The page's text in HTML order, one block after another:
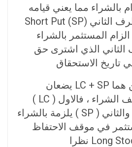
بالشراء مما يعني قيامه
بكتابة خيار بيع للطرف الثاني (Short Put (SP
المستثمر بالشراء
الثاني الذي اشترى حق
تاريخ الاستحقاق
والعقدين السابقين هما LC + SP يضعان
المستثمر في موقف الشراء ، فالاول ( LC )
يعطيه حق الشراء والثاني ( SP ) يلزمة بالشراء
في موقف الاحتفاظ
الطويل بالسهم Long Stock نظرا